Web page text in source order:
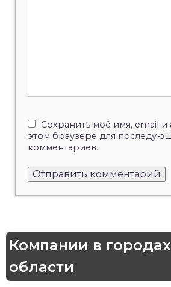
Сохранить моё имя, email и
этом браузере для
комментариев.
Компании в
области